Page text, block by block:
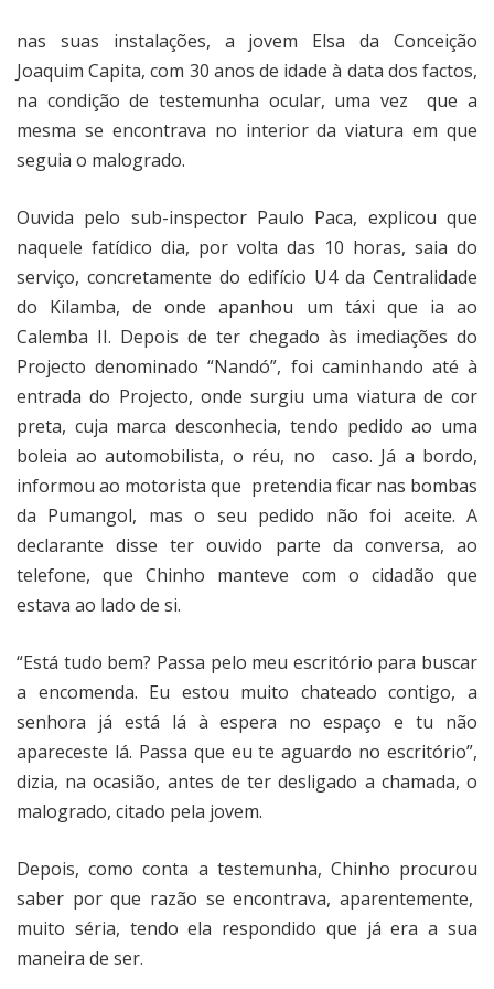
nas suas instalações, a jovem Elsa da Conceição
Joaquim Capita, com 30 anos de idade à data dos factos,
na condição de testemunha ocular, uma vez
que a
mesma se encontrava no interior da viatura em que
seguia o malogrado.
Ouvida pelo sub-inspector Paulo Paca, explicou que
naquele fatídico dia, por volta das 10 horas, saia do
serviço, concretamente do edifício U4 da Centralidade
do Kilamba, de onde apanhou um táxi que ia ao
Calemba II. Depois de ter chegado às imediações do
Projecto denominado “Nandó”, foi caminhando até à
entrada do Projecto, onde surgiu uma viatura de cor
preta, cuja marca desconhecia, tendo pedido ao uma
boleia ao automobilista, o réu, no
caso. Já a bordo,
informou ao motorista que pretendia ficar nas bombas
da Pumangol, mas o seu pedido não foi aceite. A
declarante disse ter ouvido parte da conversa, ao
telefone, que Chinho manteve com o cidadão que
estava ao lado de si.
“Está tudo bem? Passa pelo meu escritório para buscar
a encomenda. Eu estou muito chateado contigo, a
senhora já está lá à espera no espaço e tu não
apareceste lá. Passa que eu te aguardo no escritório”,
dizia, na ocasião, antes de ter desligado a chamada, o
malogrado, citado pela jovem.
Depois, como conta a testemunha, Chinho procurou
saber por que razão se encontrava, aparentemente,
muito séria, tendo ela respondido que já era a sua
maneira de ser.